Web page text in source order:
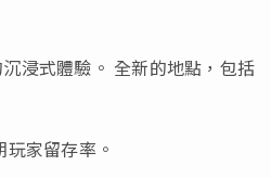
浸式體驗。 全新的地點，包括
家留存率。